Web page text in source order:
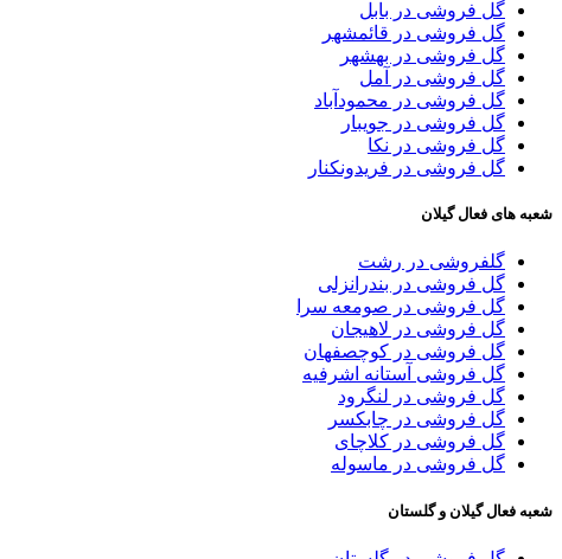
گل فروشی در بابل
گل فروشی در قائمشهر
گل فروشی در بهشهر
گل فروشی در آمل
گل فروشی در محمودآباد
گل فروشی در جویبار
گل فروشی در نکا
گل فروشی در فریدونکنار
شعبه های فعال گیلان
گلفروشی در رشت
گل فروشی در بندرانزلی
گل فروشی در صومعه سرا
گل فروشی در لاهیجان
گل فروشی در کوچصفهان
گل فروشی آستانه اشرفیه
گل فروشی در لنگرود
گل فروشی در چابکسر
گل فروشی در کلاچای
گل فروشی در ماسوله
شعبه فعال گیلان و گلستان